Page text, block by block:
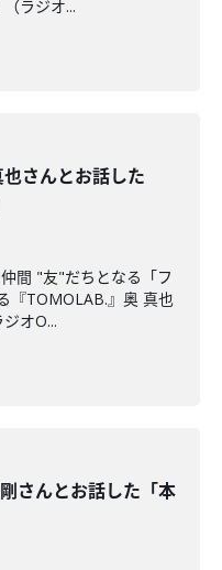
ラジオ...
さんとお話した
間 "友"だちとなる「フ
『TOMOLAB.』奥 真也
オO...
んとお話した「本